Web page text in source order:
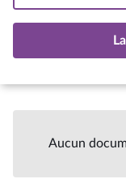
Aucun